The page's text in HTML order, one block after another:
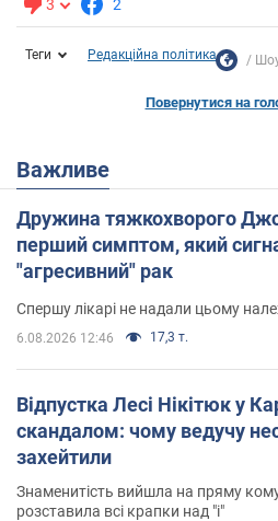
3 2
Теги Редакційна політика
Повернутися на
Важливе
Дружина тяжкохворого
перший симптом, який
"агресивний" рак
Спершу лікарі не надали цьому
6.08.2026 12:46 17,3 т.
Відпустка Лесі Нікітюк у
скандалом: чому ведучу
захейтили
Знаменитість вийшла на пряму
розставила всі крапки над "і"